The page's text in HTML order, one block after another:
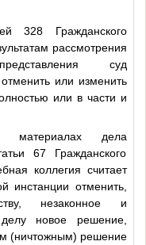
328 Гражданского
рассмотрения
суд
или изменить
или в части и
дела
67 Гражданского
коллегия считает
инстанции отменить,
незаконное и
новое решение,
(ничтожным) решение